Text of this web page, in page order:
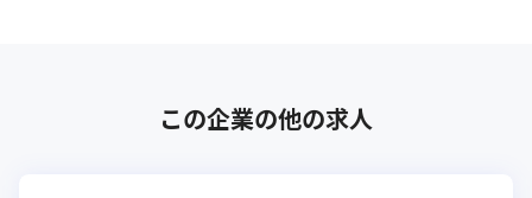
代表と直接キャリアビジョンについて話せる1on1を実施。
この企業の他の求人